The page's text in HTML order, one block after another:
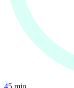
45 min.